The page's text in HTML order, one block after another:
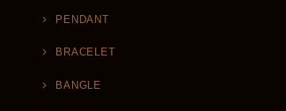
PENDANT
BRACELET
BANGLE